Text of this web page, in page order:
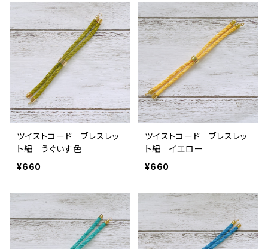
ツイストコード ブレスレッ
ト紐 うぐいす色
¥660
ツイストコード ブレスレッ
ト紐 イエロー
¥660